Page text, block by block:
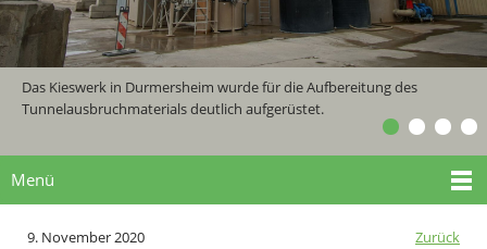
Das Kieswerk in Durmersheim wurde für die Aufbereitung des
Tunnelausbruchmaterials deutlich aufgerüstet.
Menü
Zurück
9. November 2020